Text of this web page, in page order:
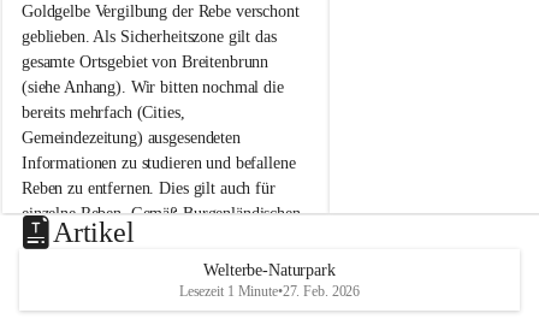
n
b
r
u
n
n
a
m
N
e
u
s
d
Goldgelbe Vergilbung der Rebe verschont
geblieben. Als Sicherheitszone gilt das
gesamte Ortsgebiet von Breitenbrunn
(siehe Anhang). Wir bitten nochmal die
bereits mehrfach (Cities,
Gemeindezeitung) ausgesendeten
Informationen zu studieren und befallene
Reben zu entfernen. Dies gilt auch für
einzelne Reben. Gemäß Burgenländischen
Weinbaugesetz sind nicht gepflegte oder
unzulässige Weingärten zu roden! Bitte
helfen wir zusammen um unsere Winzer
vor den prognostizierten Ernteausfällen
u
e
d
Artikel
Welterbe-Naturpark
Lesezeit 1 Minute•27. Feb. 2026